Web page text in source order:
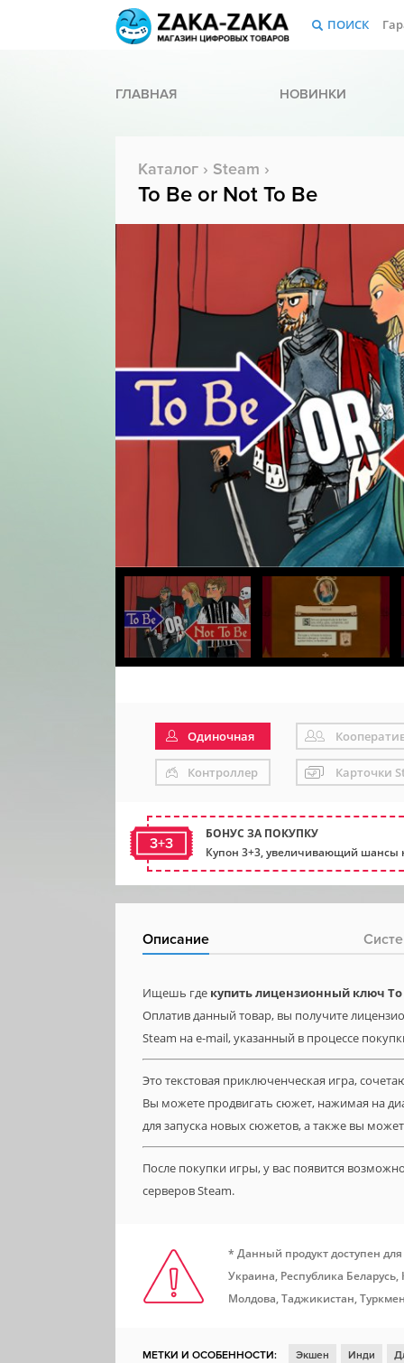
ПОИСК
ГЛАВНАЯ НОВИНКИ
Каталог › Steam ›
To Be or Not To Be
Одиночная
Контроллер Карточки
3+3
БОНУС ЗА ПОКУПКУ
Купон 3+3, увеличивающий шансы
Описание
Ищешь где купить лицензионный ключ To
Оплатив данный товар, вы получите
Steam на e-mail, указанный в процессе
Это текстовая приключенческая игра,
Вы можете продвигать сюжет, нажимая на
для запуска новых сюжетов, а также вы
После покупки игры, у вас появится
серверов Steam.
* Данный продукт доступен
Украина, Республика
Молдова, Таджикистан,
МЕТКИ И ОСОБЕННОСТИ: Экшен Инди